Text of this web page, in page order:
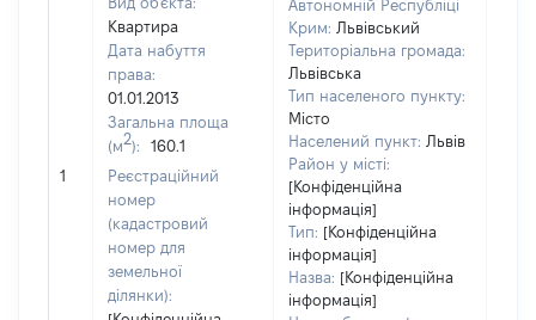
1
Квартира
Дата набуття
права:
01.01.2013
Загальна площа
(м2):
160.1
Реєстраційний
номер
(кадастровий
номер для
земельної
ділянки):
Автономній Республіці
Крим: Львівський
Територіальна громада:
Львівська
Тип населеного пункту:
Місто
Населений пункт: Львів
Район у місті:
[Конфіденційна
інформація]
Тип: [Конфіденційна
інформація]
Назва: [Конфіденційна
інформація]